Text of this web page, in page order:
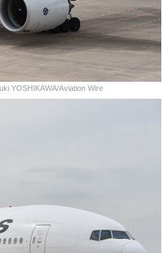
YOSHIKAWA/Aviation Wire